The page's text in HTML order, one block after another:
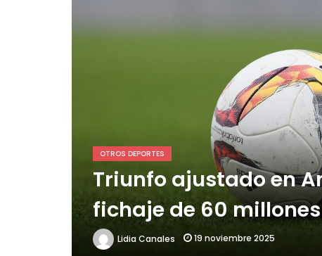
OTROS DEPORTES
Triunfo ajustado en
fichaje de 60 millones
Lidia Canales 19 noviembre 2025